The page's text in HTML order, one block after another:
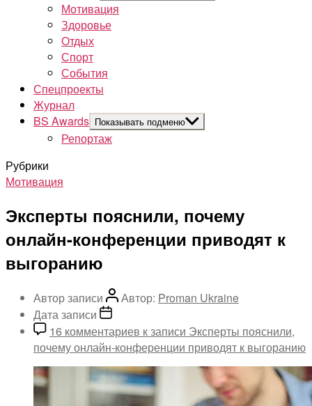
Мотивация
Здоровье
Отдых
Спорт
События
Спецпроекты
Журнал
BS Awards Показывать подменю
Репортаж
Рубрики
Мотивация
Эксперты пояснили, почему
онлайн-конференции приводят к
выгоранию
Автор записи Автор: Proman Ukraine
Дата записи
16 комментариев к записи Эксперты пояснили,
почему онлайн-конференции приводят к выгоранию